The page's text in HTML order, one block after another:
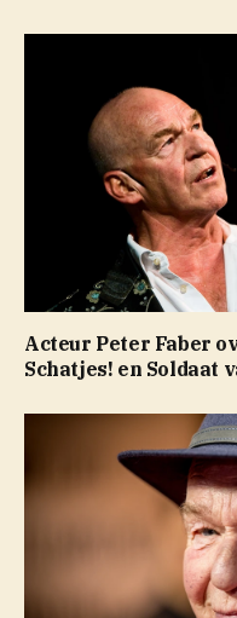
Acteur Peter Faber
Schatjes! en Soldaat